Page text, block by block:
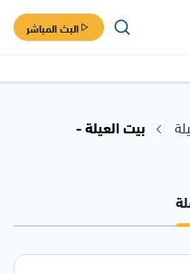
البث المباشر
بيت العيلة -